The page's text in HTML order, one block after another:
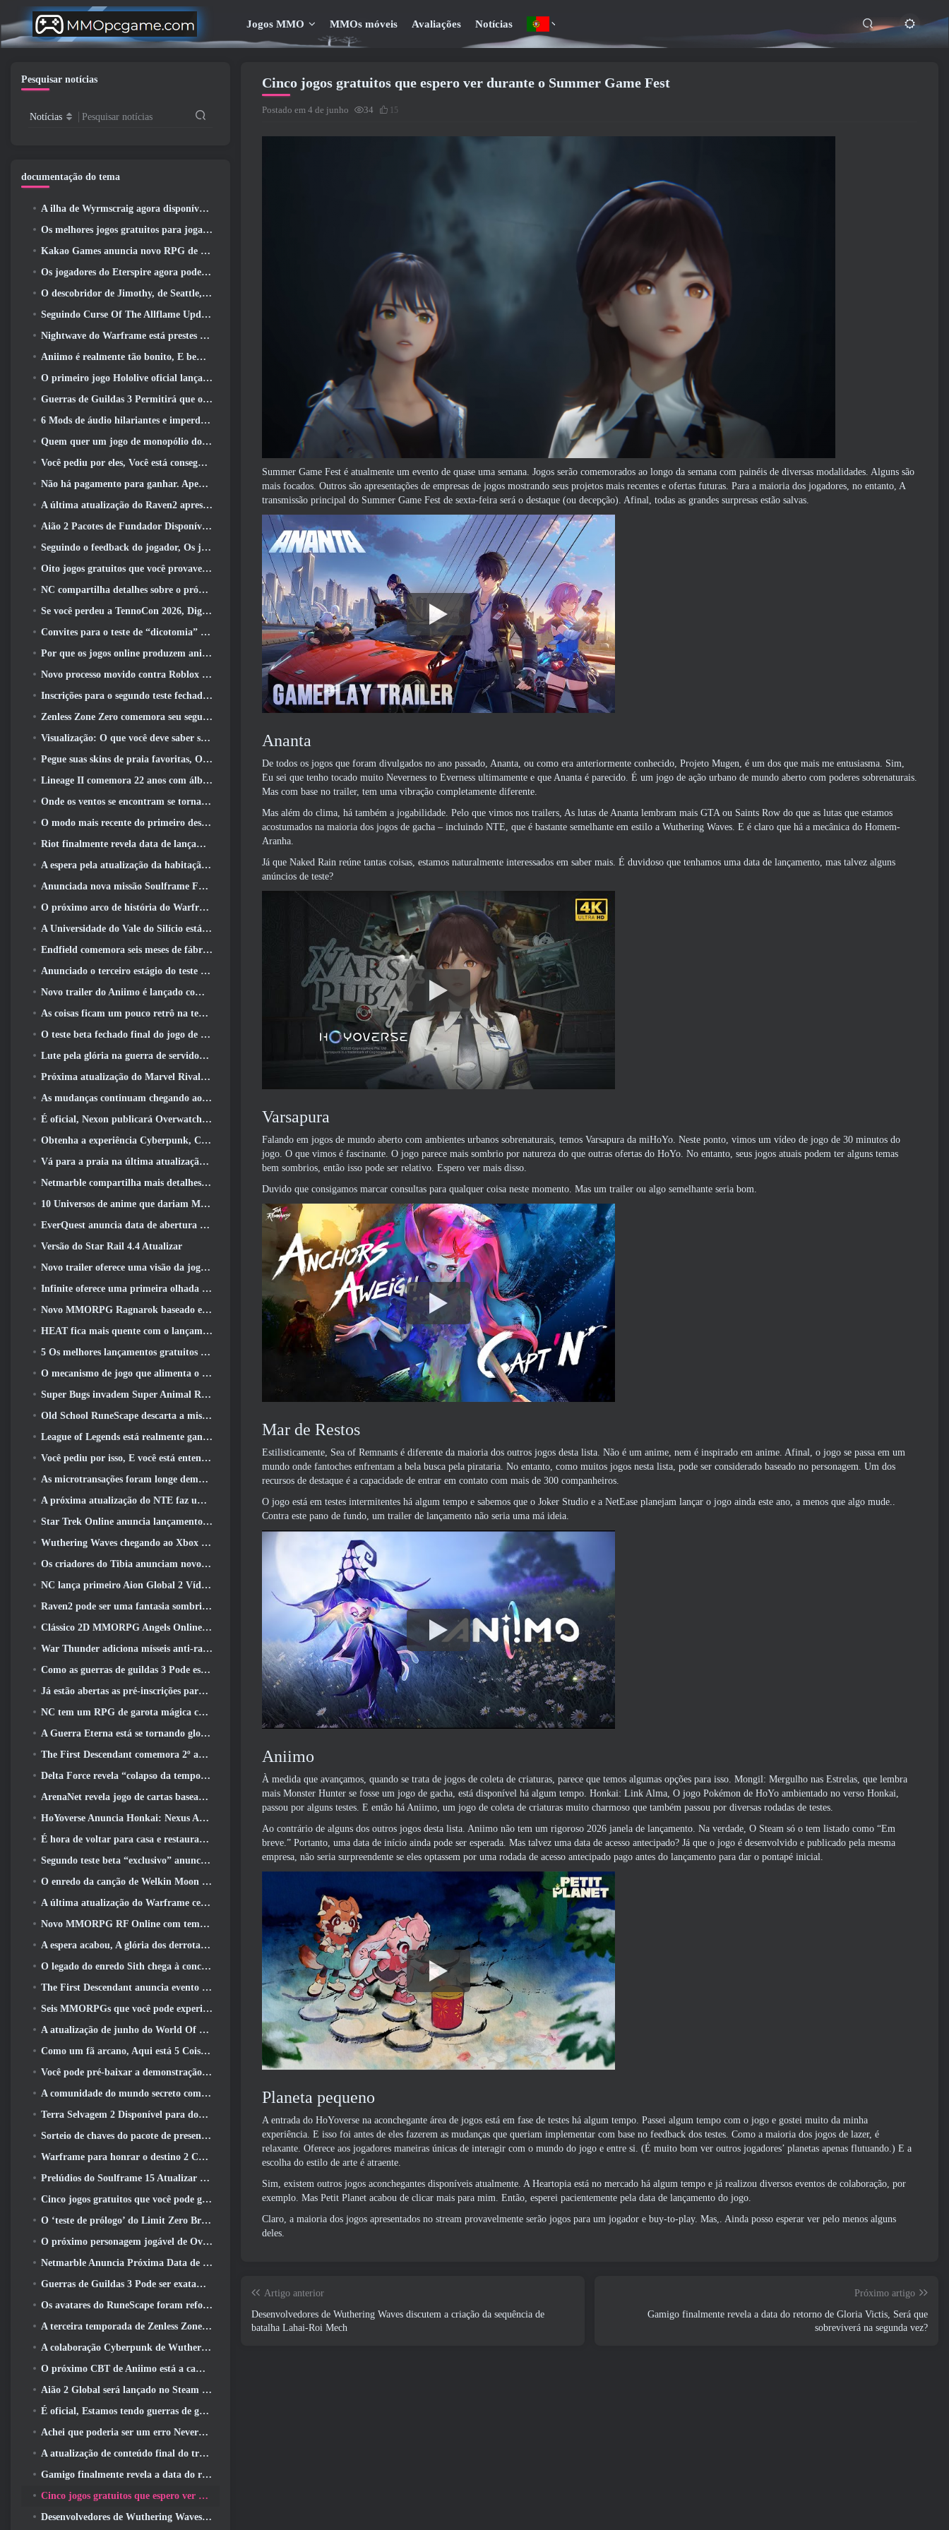
Jogos MMO MMOs móveis Avaliações Notícias
Cinco jogos gratuitos que espero ver durante o Summer Game Fest
Postado em 4 de junho 34 15
Summer Game Fest é atualmente um evento de quase uma semana. Jogos serão comemorados ao longo da semana com painéis de diversas modalidades. Alguns são
mais focados. Outros são apresentações de empresas de jogos mostrando seus projetos mais recentes e ofertas futuras. Para a maioria dos jogadores, no entanto, A
transmissão principal do Summer Game Fest de sexta-feira será o destaque (ou decepção). Afinal, todas as grandes surpresas estão salvas.
Ananta
De todos os jogos que foram divulgados no ano passado, Ananta, ou como era anteriormente conhecido, Projeto Mugen, é um dos que mais me entusiasma. Sim,
Eu sei que tenho tocado muito Neverness to Everness ultimamente e que Ananta é parecido. É um jogo de ação urbano de mundo aberto com poderes sobrenaturais.
Mas com base no trailer, tem uma vibração completamente diferente.
Mas além do clima, há também a jogabilidade. Pelo que vimos nos trailers, As lutas de Ananta lembram mais GTA ou Saints Row do que as lutas que estamos
acostumados na maioria dos jogos de gacha – incluindo NTE, que é bastante semelhante em estilo a Wuthering Waves. E é claro que há a mecânica do Homem-
Aranha.
Já que Naked Rain reúne tantas coisas, estamos naturalmente interessados ​​em saber mais. É duvidoso que tenhamos uma data de lançamento, mas talvez alguns
anúncios de teste?
Varsapura
Falando em jogos de mundo aberto com ambientes urbanos sobrenaturais, temos Varsapura da miHoYo. Neste ponto, vimos um vídeo de jogo de 30 minutos do
jogo. O que vimos é fascinante. O jogo parece mais sombrio por natureza do que outras ofertas do HoYo. No entanto, seus jogos atuais podem ter alguns temas
bem sombrios, então isso pode ser relativo. Espero ver mais disso.
Duvido que consigamos marcar consultas para qualquer coisa neste momento. Mas um trailer ou algo semelhante seria bom.
Mar de Restos
Estilisticamente, Sea of ​​​​Remnants é diferente da maioria dos outros jogos desta lista. Não é um anime, nem é inspirado em anime. Afinal, o jogo se passa em um
mundo onde fantoches enfrentam a bela busca pela pirataria. No entanto, como muitos jogos nesta lista, pode ser considerado baseado no personagem. Um dos
recursos de destaque é a capacidade de entrar em contato com mais de 300 companheiros.
O jogo está em testes intermitentes há algum tempo e sabemos que o Joker Studio e a NetEase planejam lançar o jogo ainda este ano, a menos que algo mude..
Contra este pano de fundo, um trailer de lançamento não seria uma má ideia.
Aniimo
À medida que avançamos, quando se trata de jogos de coleta de criaturas, parece que temos algumas opções para isso. Mongil: Mergulho nas Estrelas, que lembra
mais Monster Hunter se fosse um jogo de gacha, está disponível há algum tempo. Honkai: Link Alma, O jogo Pokémon de HoYo ambientado no verso Honkai,
passou por alguns testes. E então há Aniimo, um jogo de coleta de criaturas muito charmoso que também passou por diversas rodadas de testes.
Ao contrário de alguns dos outros jogos desta lista. Aniimo não tem um rigoroso 2026 janela de lançamento. Na verdade, O Steam só o tem listado como “Em
breve.” Portanto, uma data de início ainda pode ser esperada. Mas talvez uma data de acesso antecipado? Já que o jogo é desenvolvido e publicado pela mesma
empresa, não seria surpreendente se eles optassem por uma rodada de acesso antecipado pago antes do lançamento para dar o pontapé inicial.
Planeta pequeno
A entrada do HoYoverse na aconchegante área de jogos está em fase de testes há algum tempo. Passei algum tempo com o jogo e gostei muito da minha
experiência. E isso foi antes de eles fazerem as mudanças que queriam implementar com base no feedback dos testes. Como a maioria dos jogos de lazer, é
relaxante. Oferece aos jogadores maneiras únicas de interagir com o mundo do jogo e entre si. (É muito bom ver outros jogadores’ planetas apenas flutuando.) E a
escolha do estilo de arte é atraente.
Sim, existem outros jogos aconchegantes disponíveis atualmente. A Heartopia está no mercado há algum tempo e já realizou diversos eventos de colaboração, por
exemplo. Mas Petit Planet acabou de clicar mais para mim. Então, esperei pacientemente pela data de lançamento do jogo.
Claro, a maioria dos jogos apresentados no stream provavelmente serão jogos para um jogador e buy-to-play. Mas,. Ainda posso esperar ver pelo menos alguns
deles.
Artigo anterior
Desenvolvedores de Wuthering Waves discutem a criação da sequência de
batalha Lahai-Roi Mech
Próximo artigo
Gamigo finalmente revela a data do retorno de Gloria Victis, Será que
sobreviverá na segunda vez?
Pesquisar notícias
Notícias Pesquisar notícias
documentação do tema
A ilha de Wyrmscraig agora disponível para exploração no RuneScape da velha escola
Os melhores jogos gratuitos para jogar com seu time (2026)
Kakao Games anuncia novo RPG de ação, Donzela Guardiã
Os jogadores do Eterspire agora podem viajar um pouco no tempo… como um deleite
O descobridor de Jimothy, de Seattle, tem ligações com a ArenaNet, Então é claro que eles estão adicionando isso ao Guild Wars 2
Seguindo Curse Of The Allflame Update Path Of Exile anuncia várias mudanças com base no feedback
Nightwave do Warframe está prestes a retornar de uma forma chocante
Aniimo é realmente tão bonito, E bem tranquilo
O primeiro jogo Hololive oficial lançado esta semana
Guerras de Guildas 3 Permitirá que os jogadores experimentem o mundo de Tyria antes que os Elder Dragons acordem
6 Mods de áudio hilariantes e imperdíveis para Marvel Rivals
Quem quer um jogo de monopólio do RuneScape? Porque um está a caminho
Você pediu por eles, Você está conseguindo. Dragões estão chegando a Albion Online
Não há pagamento para ganhar. Apenas Ragnarok. Origin Classic é lançado em julho 23
A última atualização do Raven2 apresenta sistema de despertar de habilidades, Oferecendo aos jogadores mais maneiras de aprimorar suas habilidades
Aião 2 Pacotes de Fundador Disponíveis para Compra, Completo com cinco dias de acesso antecipado
Seguindo o feedback do jogador, Os jogadores clássicos de League Of Legends não terão que pagar por skins clássicas
Oito jogos gratuitos que você provavelmente esqueceu e que fazem parte do Steam’s Train Fest
NC compartilha detalhes sobre o próximo acesso antecipado do Aion 2
Se você perdeu a TennoCon 2026, Digital Extremes está compartilhando todos os painéis
Convites para o teste de “dicotomia” do Silver Palace estão sendo enviados
Por que os jogos online produzem animes melhores do que os jogos de anime
Novo processo movido contra Roblox em Oregon, alegando incidente com cuidados infantis
Inscrições para o segundo teste fechado global MapleStory Classic World
Zenless Zone Zero comemora seu segundo aniversário oferecendo aos jogadores a escolha de um agente S-Rank gratuito
Visualização: O que você deve saber sobre o jogo de coleta de criaturas da HoYoverse, Honkai: Link Alma
Pegue suas skins de praia favoritas, Os Jogos de Verão voltaram ao Overwatch
Lineage II comemora 22 anos com álbum de vinil de edição de colecionador
Onde os ventos se encontram se torna “Eastern Steampunk” na versão 2.0
O modo mais recente do primeiro descendente reúne batalhas difíceis de interceptação de vazio e as profundezas
Riot finalmente revela data de lançamento do modo clássico de League Of Legends
A espera pela atualização da habitação dos grandes jogadores do RuneScape acabou
Anunciada nova missão Soulframe Fable
O próximo arco de história do Warframe leva os jogadores a um novo mapa estelar, O Sistema Tau
A Universidade do Vale do Silício está oferecendo bolsas de estudo para jogos e alguns dos requisitos são interessantes
Endfield comemora seis meses de fábricas e tirolesas durante sua próxima atualização
Anunciado o terceiro estágio do teste beta fechado das batalhas de infantaria do War Thunder
Novo trailer do Aniimo é lançado com o lançamento do último teste beta fechado
As coisas ficam um pouco retrô na temporada final 11 Atualizar
O teste beta fechado final do jogo de tiro F2P da Nexon Sudden Attack Zero Point começou hoje
Lute pela glória na guerra de servidores do Lineage II
Próxima atualização do Marvel Rivals leva a luta até os deuses
As mudanças continuam chegando ao RuneScape. Desta vez é a habitação do jogador
É oficial, Nexon publicará Overwatch na Coreia do Sul daqui para frente
Obtenha a experiência Cyberpunk, Completo com ciberpsicose, No próximo evento de crossover do Apex Legends
Vá para a praia na última atualização de Palia
Netmarble compartilha mais detalhes sobre o próximo jogo de nivelamento solo, Nivelamento Solo: KARMA na Anime Expo
10 Universos de anime que dariam MMOs incríveis
EverQuest anuncia data de abertura do segundo 2026 Servidor de expansão bloqueado por tempo
Versão do Star Rail 4.4 Atualizar
Novo trailer oferece uma visão da jogabilidade no Silver Palace
Infinite oferece uma primeira olhada no herói parecido com uma sereia chegando no SS13: Pós-luz
Novo MMORPG Ragnarok baseado em navegador, Anunciado o Universo Ragnarok
HEAT fica mais quente com o lançamento de um novo mapa do deserto
5 Os melhores lançamentos gratuitos para jogar 2025, Ainda vale a pena jogar 2026?
O mecanismo de jogo que alimenta o universo de fragmentos únicos do Eve Online agora é de código aberto
Super Bugs invadem Super Animal Royale na atualização ‘Super Natural’
Old School RuneScape descarta a missão do Grande Mestre ‘The Blood Moon Rises’, Encerrando uma missão de 20 anos
League of Legends está realmente ganhando um modo clássico
Você pediu por isso, E você está entendendo. Guildas agora estão disponíveis em Eterspire
As microtransações foram longe demais em jogos gratuitos?
A próxima atualização do NTE faz uma pequena viagem paralela a um jogo de mesa de fantasia
Star Trek Online anuncia lançamento da próxima temporada “Undiscovered”
Wuthering Waves chegando ao Xbox junto com a versão 3.5 Atualizar
Os criadores do Tibia anunciam novo teste do MMORPG de zumbis da velha escola, Persistir on-line
NC lança primeiro Aion Global 2 Vídeo do desenvolvedor, Compartilhando detalhes sobre o jogo
Raven2 pode ser uma fantasia sombria, Mas isso não impede a diversão do verão
Clássico 2D MMORPG Angels Online Global é lançado hoje
War Thunder adiciona mísseis anti-radiação e medidas de suporte eletrônico na atualização da cavalaria pesada
Como as guerras de guildas 3 Pode estar procurando inovar no espaço MMO
Já estão abertas as pré-inscrições para o MIRESI da Smilegate: Futuro Invisível
NC tem um RPG de garota mágica com um estilo de arte inspirado em anime dos anos 90 em desenvolvimento
A Guerra Eterna está se tornando global no Steam
The First Descendant comemora 2º aniversário com Descendant Fest 2026 Fluxo
Delta Force revela “colapso da temporada”, Anuncia colaboração Rainbow Six Siege
ArenaNet revela jogo de cartas baseado em Guild Wars, Enevoado
HoYoverse Anuncia Honkai: Nexus Anime “Teste de evolução”
É hora de voltar para casa e restaurar o retiro feliz onde os ventos se encontram
Segundo teste beta “exclusivo” anunciado para atiradores de sobrevivência em equipe
O enredo da canção de Welkin Moon de Genshin Impact chega ao fim.. Na lua
A última atualização do Warframe celebra todos os pais do espaço
Novo MMORPG RF Online com tema Mech da Netmarble será lançado globalmente
A espera acabou, A glória dos derrotados voltou
O legado do enredo Sith chega à conclusão hoje na última atualização do SWTOR
The First Descendant anuncia evento de colaboração EVANGELION
Seis MMORPGs que você pode experimentar durante o Steam Next Fest
A atualização de junho do World Of Warships comemora o Dia da Independência dos EUA com uma nova campanha narrativa
Como um fã arcano, Aqui está 5 Coisas que quero ver do MMO Riot
Você pode pré-baixar a demonstração do Steam Next Fest de Embers Of The Uncrowned Tomorrow
A comunidade do mundo secreto comemora o 14º aniversário com um mistério que eles devem resolver juntos
Terra Selvagem 2 Disponível para download gratuitamente (E manter) Por tempo limitado
Sorteio de chaves do pacote de presente Crystal Saga Nova
Warframe para honrar o destino 2 Com atividade e título especiais no jogo
Prelúdios do Soulframe 15 Atualizar saque e pesca de retrabalhos
Cinco jogos gratuitos que você pode gostar de experimentar durante o Bullet Fest
O ‘teste de prólogo’ do Limit Zero Breakers começa hoje
O próximo personagem jogável de Overwatch parece ser um chefe do crime ciborgue sobrecarregado
Netmarble Anuncia Próxima Data de Lançamento Global RF Online
Guerras de Guildas 3 Pode ser exatamente o que a indústria de MMO precisa agora
Os avatares do RuneScape foram reformulados na maior atualização visual do jogo nos últimos dez anos
A terceira temporada de Zenless Zone Zero começa com uma viagem para uma ilha Bangboo no céu, E para a plataforma Steam
A colaboração Cyberpunk de Wuthering Waves é exatamente o que eu quero dos meus eventos de crossover de videogame
O próximo CBT de Aniimo está a caminho… E, Temos uma janela oficial de lançamento
Aião 2 Global será lançado no Steam e no Purple ainda este ano
É oficial, Estamos tendo guerras de guildas 3
Achei que poderia ser um erro Neverness To Everness ter o evento Porsche Collab Gacha tão cedo, Mas eu estava errado
A atualização de conteúdo final do trailer de Destiny 2 é um grito de guerra
Gamigo finalmente revela a data do retorno de Gloria Victis, Será que sobreviverá na segunda vez?
Cinco jogos gratuitos que espero ver durante o Summer Game Fest
Desenvolvedores de Wuthering Waves discutem a criação da sequência de batalha Lahai-Roi Mech